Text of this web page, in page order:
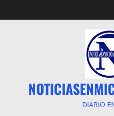
al
DIARIO